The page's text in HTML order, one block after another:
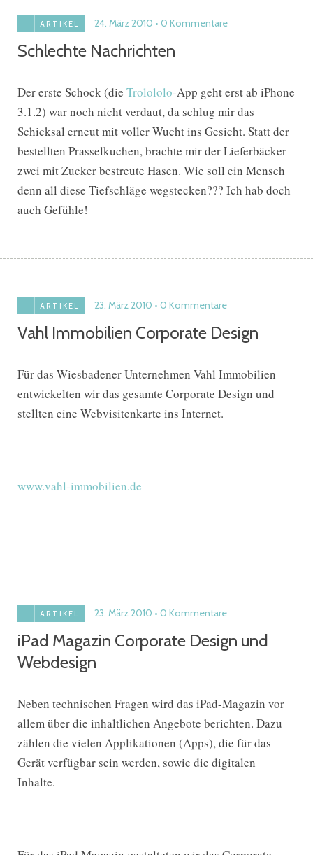
ARTIKEL 24. März 2010 0 Kommentare
Schlechte Nachrichten
Der erste Schock (die Trolololo-App geht erst ab iPhone
3.1.2) war noch nicht verdaut, da schlug mir das
Schicksal erneut mit voller Wucht ins Gesicht. Statt der
bestellten Prasselkuchen, brachte mir der Lieferbäcker
zwei mit Zucker bestreute Hasen. Wie soll ein Mensch
denn all diese Tiefschläge wegstecken??? Ich hab doch
auch Gefühle!
ARTIKEL 23. März 2010 0 Kommentare
Vahl Immobilien Corporate Design
Für das Wiesbadener Unternehmen Vahl Immobilien
entwickelten wir das gesamte Corporate Design und
stellten eine Webvisitenkarte ins Internet.
www.vahl-immobilien.de
ARTIKEL 23. März 2010 0 Kommentare
iPad Magazin Corporate Design und
Webdesign
Neben technischen Fragen wird das iPad-Magazin vor
allem über die inhaltlichen Angebote berichten. Dazu
zählen die vielen Applikationen (Apps), die für das
Gerät verfügbar sein werden, sowie die digitalen
Inhalte.